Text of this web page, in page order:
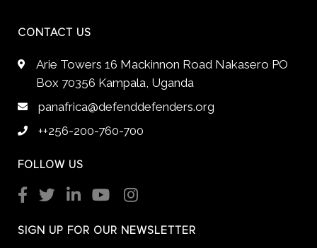
CONTACT US
Arie Towers 16 Mackinnon Road Nakasero PO
Box 70356 Kampala, Uganda
panafrica@defenddefenders.org
++256-200-760-700
FOLLOW US
SIGN UP FOR OUR NEWSLETTER